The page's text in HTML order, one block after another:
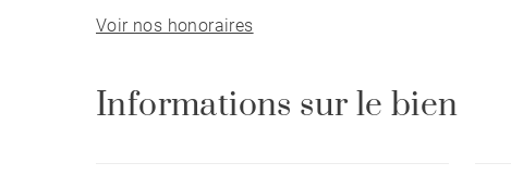
parentale de plain-pied sur un jardin en cœur d'ilot,
qui se prolonge par un jardin d'hiver avec une
Un grand atelier très clair avec entrée
Voir nos honoraires
Informations sur le bien